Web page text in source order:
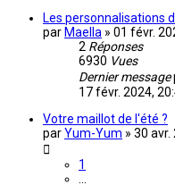
Les personnalisations
par Maella » 01 févr.
2 Réponses
6930 Vues
Dernier message
17 févr. 2024,
Votre maillot de l'été ?
parYum-Yum » 30 avr.
1